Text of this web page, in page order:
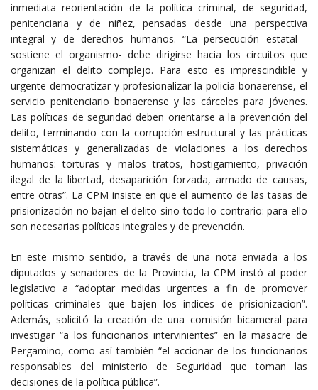
inmediata reorientación de la política criminal, de seguridad,
penitenciaria y de niñez, pensadas desde una perspectiva
integral y de derechos humanos. “La persecución estatal -
sostiene el organismo- debe dirigirse hacia los circuitos que
organizan el delito complejo. Para esto es imprescindible y
urgente democratizar y profesionalizar la policía bonaerense, el
servicio penitenciario bonaerense y las cárceles para jóvenes.
Las políticas de seguridad deben orientarse a la prevención del
delito, terminando con la corrupción estructural y las prácticas
sistemáticas y generalizadas de violaciones a los derechos
humanos: torturas y malos tratos, hostigamiento, privación
ilegal de la libertad, desaparición forzada, armado de causas,
entre otras”. La CPM insiste en que el aumento de las tasas de
prisionización no bajan el delito sino todo lo contrario: para ello
son necesarias políticas integrales y de prevención.
En este mismo sentido, a través de una nota enviada a los
diputados y senadores de la Provincia, la CPM instó al poder
legislativo a “adoptar medidas urgentes a fin de promover
políticas criminales que bajen los índices de prisionizacion”.
Además, solicitó la creación de una comisión bicameral para
investigar “a los funcionarios intervinientes” en la masacre de
Pergamino, como así también “el accionar de los funcionarios
responsables del ministerio de Seguridad que toman las
decisiones de la política pública”.